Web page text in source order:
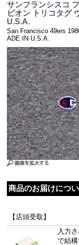
サンフランシスコ
ピオン トリコタグ
U.S.A.
San Francisco 49ers
ADE IN U.S.A.
商品のお届けにつ
【店頭受取】
入力
で結構